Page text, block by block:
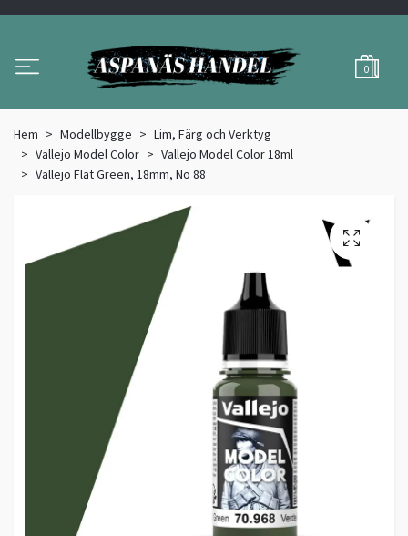
0
Hem Modellbygge
Lim, Färg och Verktyg
Vallejo Model Color
Vallejo Model Color 18ml
Vallejo Flat Green, 18mm, No 88